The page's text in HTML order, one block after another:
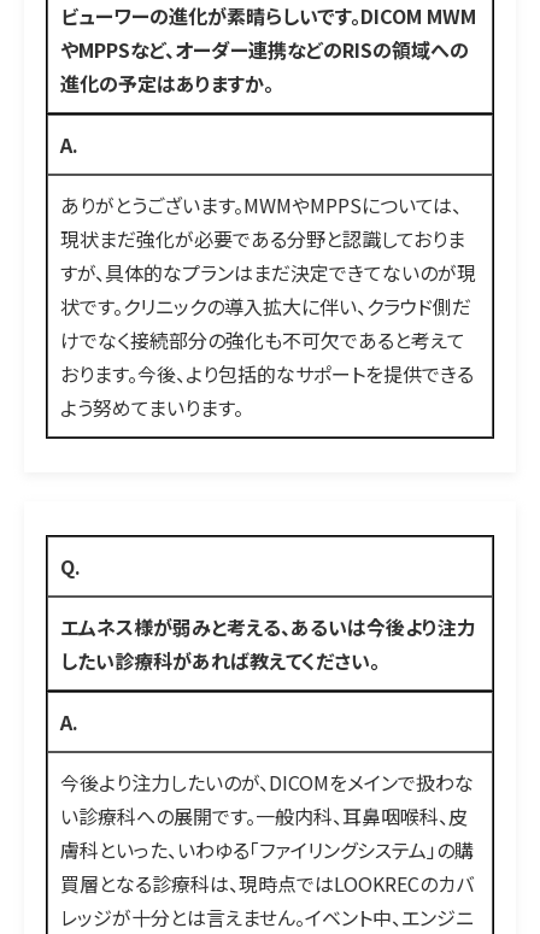
ビューワーの進化が素晴らしいです。DICOM MWM
やMPPSなど、オーダー連携などのRISの領域への
進化の予定はありますか。
A.
ありがとうございます。MWMやMPPSについては、
現状まだ強化が必要である分野と認識しておりま
すが、具体的なプランはまだ決定できてないのが現
状です。クリニックの導入拡大に伴い、クラウド側だ
けでなく接続部分の強化も不可欠であると考えて
おります。今後、より包括的なサポートを提供できる
よう努めてまいります。
Q.
エムネス様が弱みと考える、あるいは今後より注力
したい診療科があれば教えてください。
A.
今後より注力したいのが、DICOMをメインで扱わな
い診療科への展開です。一般内科、耳鼻咽喉科、皮
膚科といった、いわゆる「ファイリングシステム」の購
買層となる診療科は、現時点ではLOOKRECのカバ
レッジが十分とは言えません。イベント中、エンジニ